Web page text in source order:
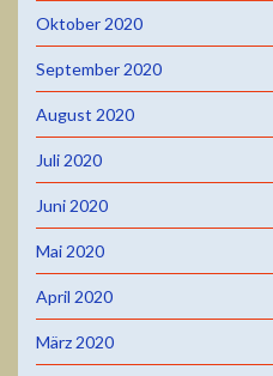
Oktober 2020
September 2020
August 2020
Juli 2020
Juni 2020
Mai 2020
April 2020
März 2020